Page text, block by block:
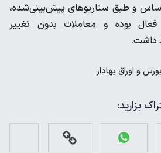
و طبق سناریوهای پیش‌بینی‌شده،
بوده و معاملات بدون تغییر
داشت.
و اوراق بهادار
بزارید: